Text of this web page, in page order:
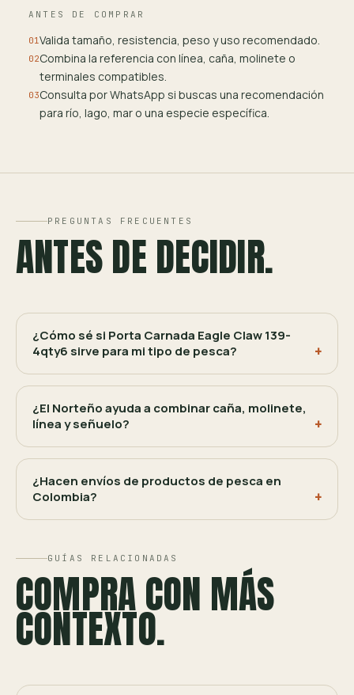
ANTES DE COMPRAR
01Valida tamaño, resistencia, peso y uso recomendado.
02Combina la referencia con línea, caña, molinete o
terminales compatibles.
03Consulta por WhatsApp si buscas una recomendación
para río, lago, mar o una especie específica.
PREGUNTAS FRECUENTES
ANTES DE DECIDIR.
¿Cómo sé si Porta Carnada Eagle Claw 139-
4qty6 sirve para mi tipo de pesca?
¿El Norteño ayuda a combinar caña, molinete,
línea y señuelo?
¿Hacen envíos de productos de pesca en
Colombia?
GUÍAS RELACIONADAS
COMPRA CON MÁS
CONTEXTO.